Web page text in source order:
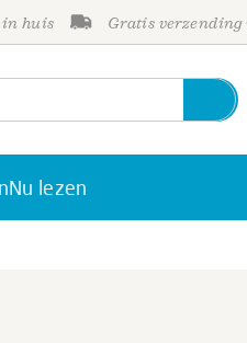
in huis Gratis
Nu lezen